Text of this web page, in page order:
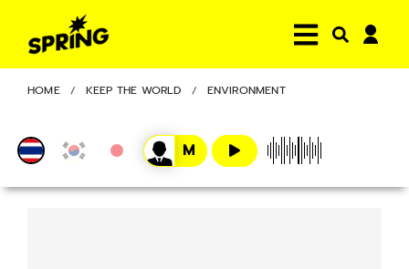
HOME KEEP THE WORLD ENVIRONMENT